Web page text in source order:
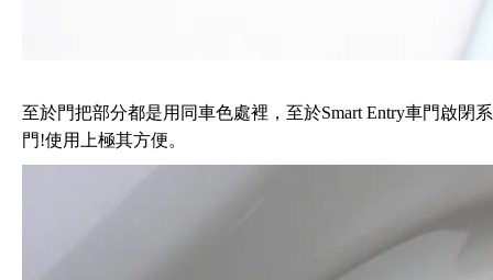
至於門把部分都是用同車色處裡，至於Smart Entry車門啟閉
門!使用上極其方便。